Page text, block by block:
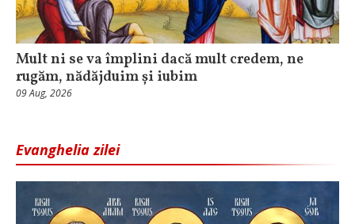
Mult ni se va împlini dacă mult credem, ne
rugăm, nădăjduim și iubim
09 Aug, 2026
Evanghelia zilei